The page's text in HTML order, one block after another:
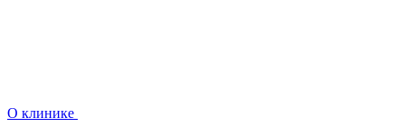
О клинике